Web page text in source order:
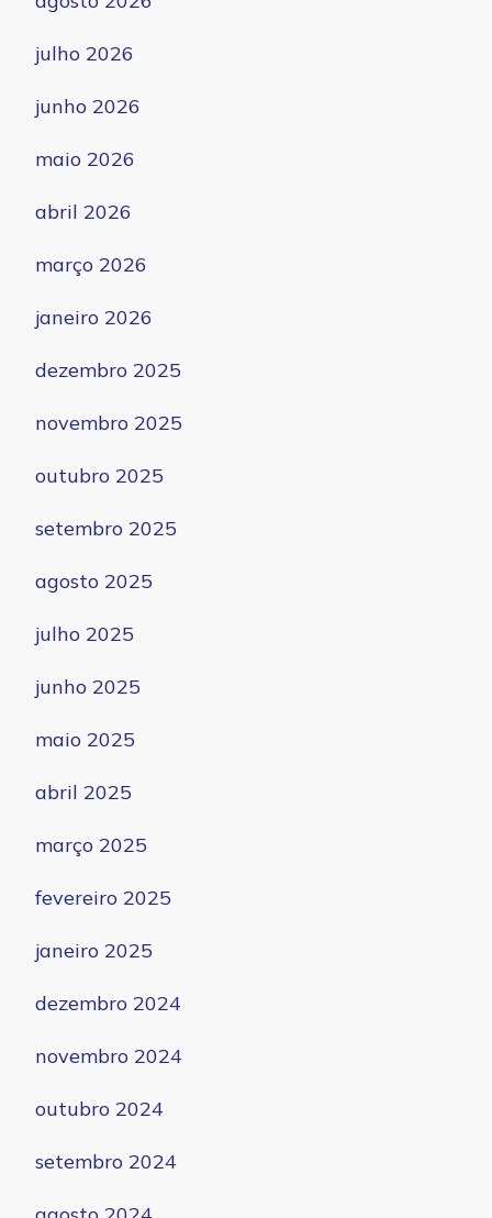
julho 2026
junho 2026
maio 2026
abril 2026
março 2026
janeiro 2026
dezembro 2025
novembro 2025
outubro 2025
setembro 2025
agosto 2025
julho 2025
junho 2025
maio 2025
abril 2025
março 2025
fevereiro 2025
janeiro 2025
dezembro 2024
novembro 2024
outubro 2024
setembro 2024